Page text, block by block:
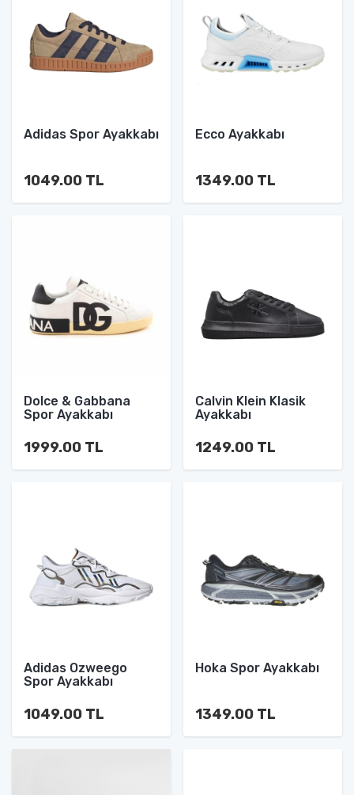
Adidas Spor Ayakkabı
1049.00 TL
Ecco Ayakkabı
1349.00 TL
Dolce & Gabbana
Spor Ayakkabı
1999.00 TL
Calvin Klein Klasik
Ayakkabı
1249.00 TL
Adidas Ozweego
Spor Ayakkabı
1049.00 TL
Hoka Spor Ayakkabı
1349.00 TL